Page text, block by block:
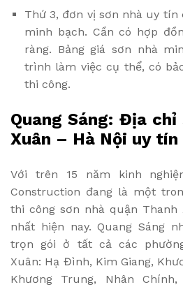
Thứ 3, đơn vị sơn nhà uy
minh bạch. Cần có hợp
ràng. Bảng giá sơn nhà
trình làm việc cụ thể, có
thi công.
Quang Sáng: Địa chỉ
Xuân – Hà Nội uy tín
Với trên 15 năm kinh
Construction đang là một
thi công sơn nhà quận
nhất hiện nay. Quang Sáng
trọn gói ở tất cả các
Xuân: Hạ Đình, Kim Giang,
Khương Trung, Nhân